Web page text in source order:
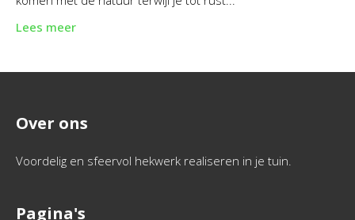
Lees meer
Over ons
Voordelig en sfeervol hekwerk realiseren in je tuin.
Pagina's